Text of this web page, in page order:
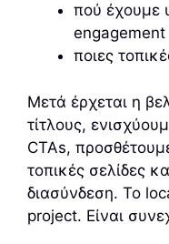
πού έχουμε
engagement
ποιες
Μετά έρχεται η
τίτλους,
CTAs,
τοπικές σελίδες
διασύνδεση. Το
project. Είναι